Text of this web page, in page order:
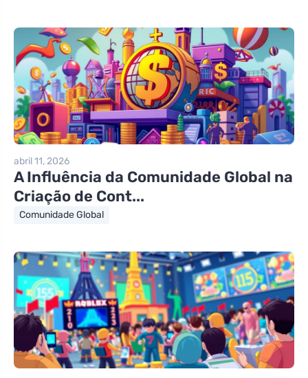
abril 11, 2026
A Influência da Comunidade Global na
Criação de Cont...
Comunidade Global